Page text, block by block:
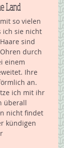
Land
so vielen
ich sie nicht
sind
durch
einem
Ihre
an.
ich mit ihr
überall
nicht findet
kündigen